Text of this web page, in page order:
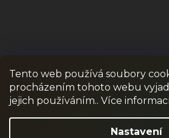
Tento web používá soubory
procházením tohoto webu
jejich používáním.. Více
Nastavení
RPR GAMES PAINTBALL